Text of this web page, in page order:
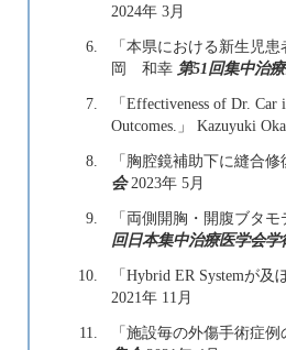
2024年 3月
6.
「本県における新生児
岡 和幸 第51回集中治
7.
「Effectiveness of Dr.
Outcomes.」 Kazuyuki Oka
8.
「胸腔鏡補助下に縫合
会2023年 5月
9.
「両側開胸・開腹ブタ
回日本集中治療医学会学
10.
「Hybrid ER Systemが
2021年 11月
11.
「施設毎の外傷手術症